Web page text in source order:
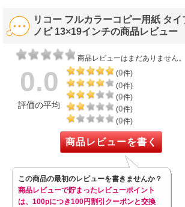
リコー フルカラーコピー用紙 タ
ノビ 13×19インチの商品レビュー
商品レビューはまだありません。
0.0
評価の平均
(0件)
(0件)
(0件)
(0件)
(0件)
商品レビューを書く
この商品の最初のレビューを書きませんか？
商品レビューで貯まったレビューポイント
は、100pにつき100円割引クーポンと交換